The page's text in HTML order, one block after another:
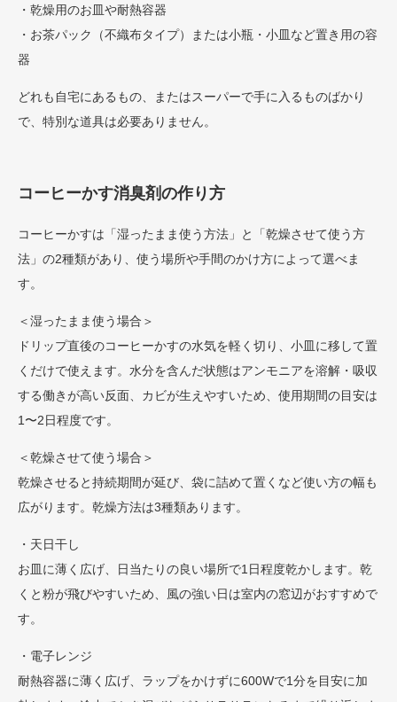
・乾燥用のお皿や耐熱容器
・お茶パック（不織布タイプ）または小瓶・小皿など置き用の容
器
どれも自宅にあるもの、またはスーパーで手に入るものばかり
で、特別な道具は必要ありません。
コーヒーかす消臭剤の作り方
コーヒーかすは「湿ったまま使う方法」と「乾燥させて使う方
法」の2種類があり、使う場所や手間のかけ方によって選べま
す。
＜湿ったまま使う場合＞
ドリップ直後のコーヒーかすの水気を軽く切り、小皿に移して置
くだけで使えます。水分を含んだ状態はアンモニアを溶解・吸収
する働きが高い反面、カビが生えやすいため、使用期間の目安は
1〜2日程度です。
＜乾燥させて使う場合＞
乾燥させると持続期間が延び、袋に詰めて置くなど使い方の幅も
広がります。乾燥方法は3種類あります。
・天日干し
お皿に薄く広げ、日当たりの良い場所で1日程度乾かします。乾
くと粉が飛びやすいため、風の強い日は室内の窓辺がおすすめで
す。
・電子レンジ
耐熱容器に薄く広げ、ラップをかけずに600Wで1分を目安に加